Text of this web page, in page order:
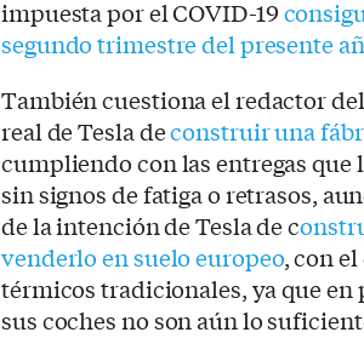
impuesta por el COVID-19
segundo trimestre del presente
También cuestiona el redactor
real de Tesla deconstruir una
cumpliendo con las entregas
sin signos de fatiga o retrasos,
de la intención de Tesla de c
venderlo en suelo europeo, con
térmicos tradicionales, ya que
sus coches no son aún lo